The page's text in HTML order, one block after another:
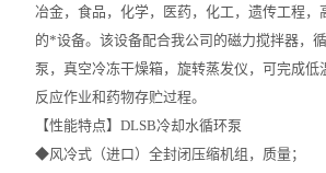
智能控温仪
油、水浴锅
电动搅拌器
冶金，食品，化学，医药，化工，遗传工程，
的*设备。该设备配合我公司的磁力搅拌器，
泵，真空冷冻干燥箱，旋转蒸发仪，可完成低
反应作业和药物存贮过程。
【性能特点】DLSB冷却水循环泵
◆风冷式（进口）全封闭压缩机组，质量；